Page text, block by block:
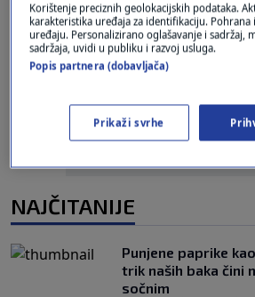
NAJČITANIJE
Punjene paprike
trik naših baka čini
sočnim
Korištenje preciznih geolokacijskih podataka.
karakteristika uređaja za identifikaciju.
uređaju. Personalizirano oglašavanje i sadržaj,
sadržaja, uvidi u publiku i razvoj usluga.
Popis partnera (dobavljača)
Prikaži svrhe